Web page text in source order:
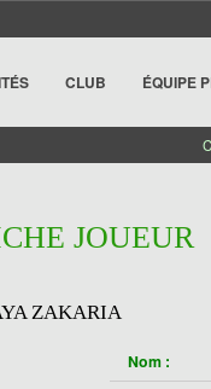
CLUB ÉQUIPE
JOUEUR
ZAKARIA
Nom :